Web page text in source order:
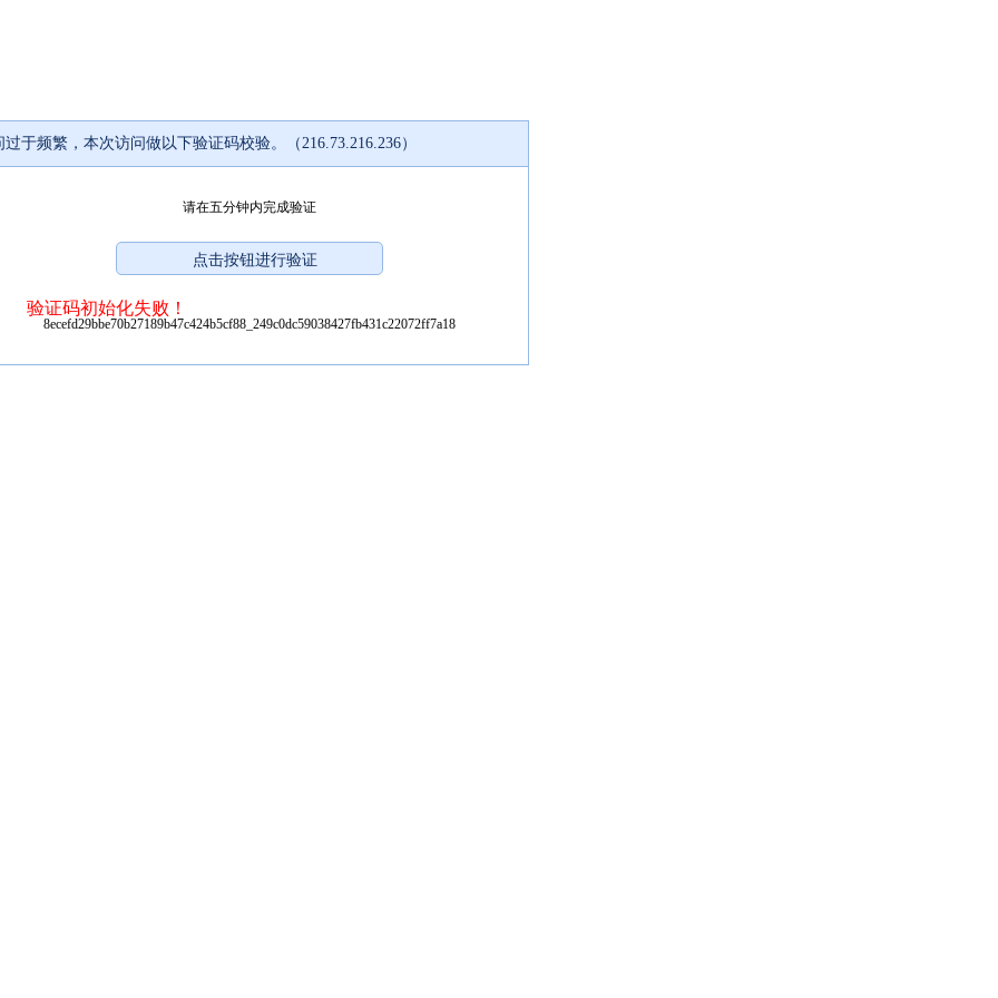
过于频繁，本次访问做以下验证码校验。（216.73.216.236）
请在五分钟内完成验证
验证码初始化失败！
8ecefd29bbe70b27189b47c424b5cf88_249c0dc59038427fb431c22072ff7a18